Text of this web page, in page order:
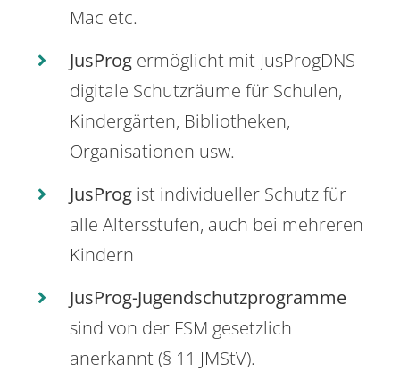
Mac etc.
JusProg ermöglicht mit JusProgDNS
digitale Schutzräume für Schulen,
Kindergärten, Bibliotheken,
Organisationen usw.
JusProg ist individueller Schutz für
alle Altersstufen, auch bei mehreren
Kindern
JusProg-Jugendschutzprogramme
sind von der FSM gesetzlich
anerkannt (§ 11 JMStV).